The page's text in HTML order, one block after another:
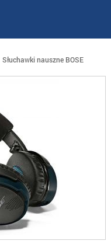
Słuchawki nauszne BOSE